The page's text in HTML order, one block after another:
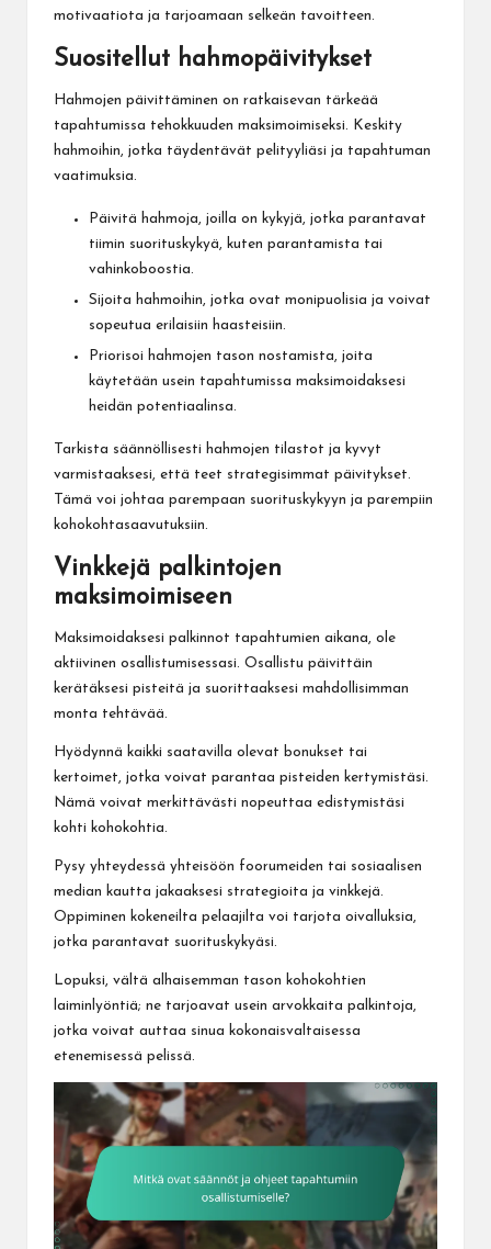
motivaatiota ja tarjoamaan selkeän tavoitteen.
Suositellut hahmopäivitykset
Hahmojen päivittäminen on ratkaisevan tärkeää
tapahtumissa tehokkuuden maksimoimiseksi. Keskity
hahmoihin, jotka täydentävät pelityyliäsi ja tapahtuman
vaatimuksia.
Päivitä hahmoja, joilla on kykyjä, jotka parantavat
tiimin suorituskykyä, kuten parantamista tai
vahinkoboostia.
Sijoita hahmoihin, jotka ovat monipuolisia ja voivat
sopeutua erilaisiin haasteisiin.
Priorisoi hahmojen tason nostamista, joita
käytetään usein tapahtumissa maksimoidaksesi
heidän potentiaalinsa.
Tarkista säännöllisesti hahmojen tilastot ja kyvyt
varmistaaksesi, että teet strategisimmat päivitykset.
Tämä voi johtaa parempaan suorituskykyyn ja parempiin
kohokohtasaavutuksiin.
Vinkkejä palkintojen
maksimoimiseen
Maksimoidaksesi palkinnot tapahtumien aikana, ole
aktiivinen osallistumisessasi. Osallistu päivittäin
kerätäksesi pisteitä ja suorittaaksesi mahdollisimman
monta tehtävää.
Hyödynnä kaikki saatavilla olevat bonukset tai
kertoimet, jotka voivat parantaa pisteiden kertymistäsi.
Nämä voivat merkittävästi nopeuttaa edistymistäsi
kohti kohokohtia.
Pysy yhteydessä yhteisöön foorumeiden tai sosiaalisen
median kautta jakaaksesi strategioita ja vinkkejä.
Oppiminen kokeneilta pelaajilta voi tarjota oivalluksia,
jotka parantavat suorituskykyäsi.
Lopuksi, vältä alhaisemman tason kohokohtien
laiminlyöntiä; ne tarjoavat usein arvokkaita palkintoja,
jotka voivat auttaa sinua kokonaisvaltaisessa
etenemisessä pelissä.